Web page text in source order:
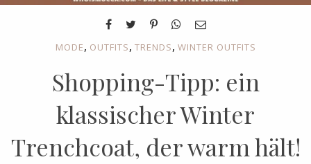
MODE, OUTFITS, TRENDS, WINTER OUTFITS
Shopping-Tipp: ein
klassischer Winter
Trenchcoat, der warm hält!